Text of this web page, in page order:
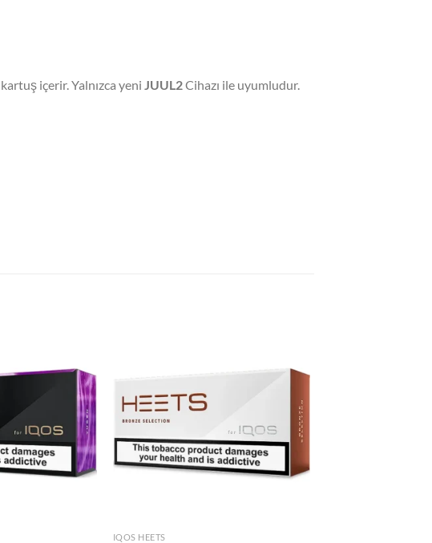
içerir. Yalnızca yeni JUUL2Cihazı ile uyumludur.
Add to
wishlist
Add to
IQOS HEETS